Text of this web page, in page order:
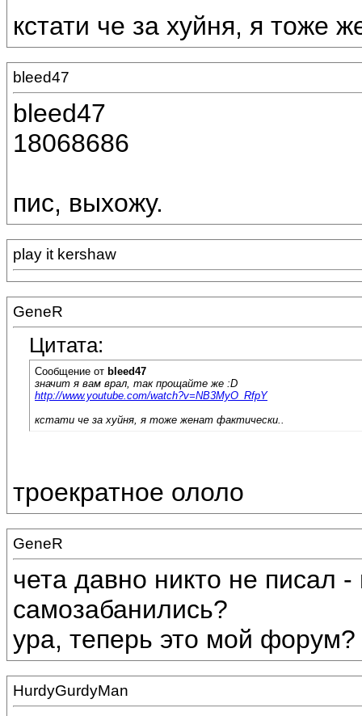
кстати че за хуйня, я тоже
bleed47
bleed47
18068686
пис, выхожу.
play it kershaw
GeneR
Цитата:
Сообщение от bleed47
значит я вам врал, так прощайте же :D
http://www.youtube.com/watch?v=NB3MyO_RfpY
кстати че за хуйня, я тоже женат фактически..
троекратное ололо
GeneR
чета давно никто не писал
самозабанились?
ура, теперь это мой форум?
HurdyGurdyMan